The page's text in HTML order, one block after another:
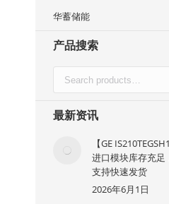
华蓄储能
产品搜索
最新资讯
【GE
进口模块库存充足
支持快速发货
2026年6月1日